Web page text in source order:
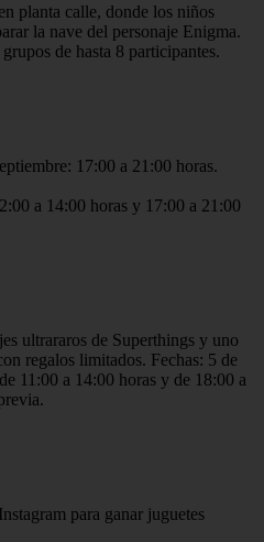
planta calle, donde los niños
la nave del personaje Enigma.
de hasta 8 participantes.
17:00 a 21:00 horas.
a 14:00 horas y 17:00 a 21:00
ultrararos de Superthings y uno
regalos limitados. Fechas: 5 de
11:00 a 14:00 horas y de 18:00 a
para ganar juguetes